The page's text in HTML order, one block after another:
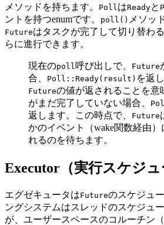
メソッドを持ちます。 PollはReadyと
ントを持つenumです。
poll() メソッ
Futureはタスクが完了して切り替わ
らに進行できます。
現在のpoll呼び出しで、 Future
合、
Poll::Ready(result) を返
Futureの値が返されることを意
がまだ完了していない場合、
返します。この時点で、
Future
かのイベント（wake関数経由）
れるのを待ちます。
Executor（実行スケジュ
エグゼキュータはFutureのスケジュ
ングシステムはスレッドのスケジュ
が、ユーザースペースのコルーチン（